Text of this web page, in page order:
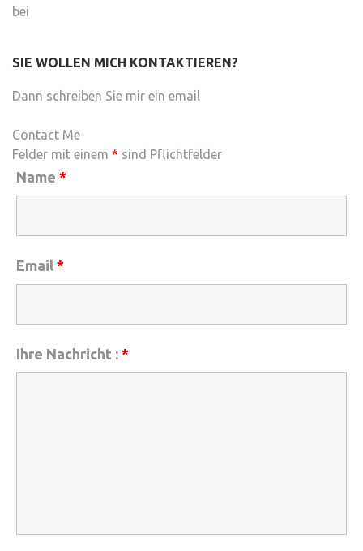
bei
SIE WOLLEN MICH KONTAKTIEREN?
Dann schreiben Sie mir ein email
Contact Me
Felder mit einem * sind Pflichtfelder
Name *
Email *
Ihre Nachricht : *